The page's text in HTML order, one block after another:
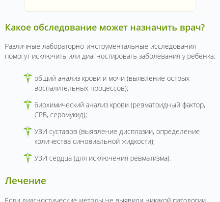
Какое обследование может назначить врач?
Различные лабораторно-инструментальные исследования
помогут исключить или диагностировать заболевания у ребенка:
общий анализ крови и мочи (выявление острых
воспалительных процессов);
биохимический анализ крови (ревматоидный фактор,
СРБ, серомукид);
УЗИ суставов (выявление дисплазии, определение
количества синовиальной жидкости);
УЗИ сердца (для исключения ревматизма).
Лечение